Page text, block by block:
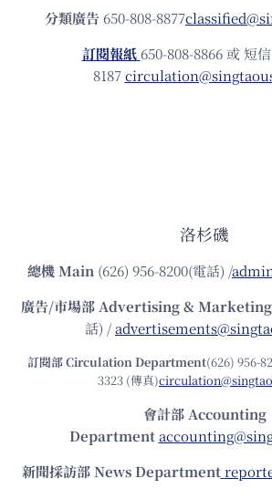
分類廣告 650-808-8877
訂閱報紙 650-808-8866 或 短
8187
洛杉磯
總機Main (626) 956-8200(電話) /
廣告/市場部Advertising & Marketing
話) /
訂閱部 Circulation Department(626) 956-
3323 (傳真)
會計部 Accounting
Department
新聞採訪部 News Department